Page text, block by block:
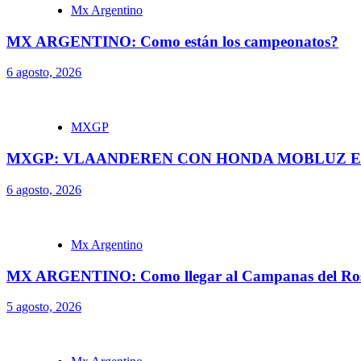
Mx Argentino
MX ARGENTINO: Como están los campeonatos?
6 agosto, 2026
MXGP
MXGP: VLAANDEREN CON HONDA MOBLUZ
6 agosto, 2026
Mx Argentino
MX ARGENTINO: Como llegar al Campanas del
5 agosto, 2026